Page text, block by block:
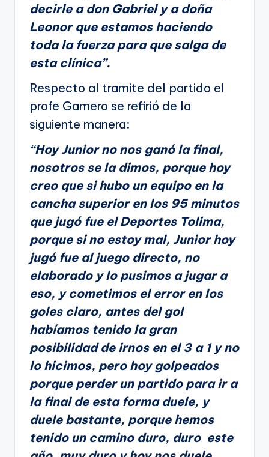
decirle a don Gabriel y a doña
Leonor que estamos haciendo
toda la fuerza para que salga de
esta clínica”.
Respecto al tramite del partido el
profe Gamero se refirió de la
siguiente manera:
“Hoy Junior no nos ganó la final,
nosotros se la dimos, porque hoy
creo que si hubo un equipo en la
cancha superior en los 95 minutos
que jugó fue el Deportes Tolima,
porque si no estoy mal, Junior hoy
jugó fue al juego directo, no
elaborado y lo pusimos a jugar a
eso, y cometimos el error en los
goles claro, antes del gol
habíamos tenido la gran
posibilidad de irnos en el 3 a 1 y no
lo hicimos, pero hoy golpeados
porque perder un partido para ir a
la final de esta forma duele, y
duele bastante, porque hemos
tenido un camino duro, duro este